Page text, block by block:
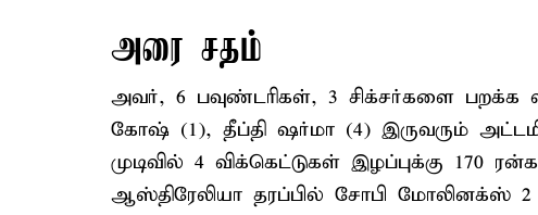
அரை சதம்
அவர், 6 பவுண்டரிகள், 3 சிக்சர்களை பறக்க
கோஷ் (1), தீப்தி ஷர்மா (4) இருவரும்
முடிவில் 4 விக்கெட்டுகள் இழப்புக்கு 170
ஆஸ்திரேலியா தரப்பில் சோபி மோலினக்ஸ்